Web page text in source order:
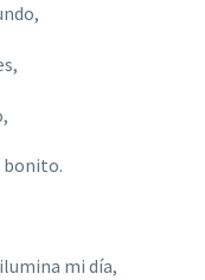
bonito.
mi día,